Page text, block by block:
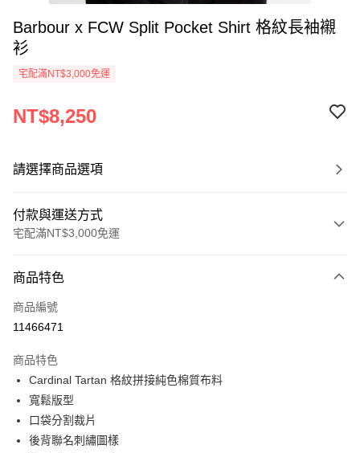
Barbour x FCW Split Pocket Shirt 格紋長袖襯
衫
宅配滿NT$3,000免運
NT$8,250
請選擇商品選項
付款與運送方式
宅配滿NT$3,000免運
信用卡一次付款
信用卡分期付款
合作金庫商業銀行
華南商業銀行
彰化商業銀行
上海商業儲蓄銀行
國泰世華商業銀行
臺灣中小企業銀行
Apple Pay
街口支付
商品特色
商品編號
11466471
商品特色
Cardinal Tartan 格紋拼接純色棉質布料
寬鬆版型
口袋分割裁片
後背聯名刺繡圖樣